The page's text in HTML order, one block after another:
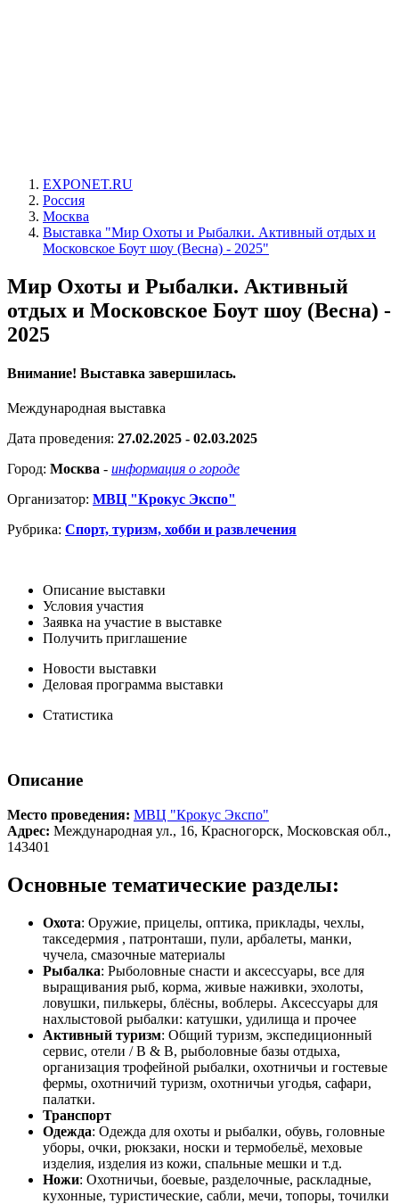
EXPONET.RU
Россия
Москва
Выставка "Мир Охоты и Рыбалки. Активный отдых и
Московское Боут шоу (Весна) - 2025"
Мир Охоты и Рыбалки. Активный
отдых и Московское Боут шоу (Весна) -
2025
Внимание! Выставка завершилась.
Международная выставка
Дата проведения: 27.02.2025 - 02.03.2025
Город: Москва - информация о городе
Организатор: МВЦ "Крокус Экспо"
Рубрика: Спорт, туризм, хобби и развлечения
Описание выставки
Условия участия
Заявка на участие в выставке
Получить приглашение
Новости выставки
Деловая программа выставки
Статистика
Описание
Место проведения: МВЦ "Крокус Экспо"
Адрес: Международная ул., 16, Красногорск, Московская обл.,
143401
Основные тематические разделы:
Охота: Оружие, прицелы, оптика, приклады, чехлы,
такседермия , патронташи, пули, арбалеты, манки,
чучела, смазочные материалы
Рыбалка: Рыболовные снасти и аксессуары, все для
выращивания рыб, корма, живые наживки, эхолоты,
ловушки, пилькеры, блёсны, воблеры. Аксессуары для
нахлыстовой рыбалки: катушки, удилища и прочее
Активный туризм: Общий туризм, экспедиционный
сервис, отели / B & B, рыболовные базы отдыха,
организация трофейной рыбалки, охотничьи и гостевые
фермы, охотничий туризм, охотничьи угодья, сафари,
палатки.
Транспорт
Одежда: Одежда для охоты и рыбалки, обувь, головные
уборы, очки, рюкзаки, носки и термобельё, меховые
изделия, изделия из кожи, спальные мешки и т.д.
Ножи: Охотничьи, боевые, разделочные, раскладные,
кухонные, туристические, сабли, мечи, топоры, точилки